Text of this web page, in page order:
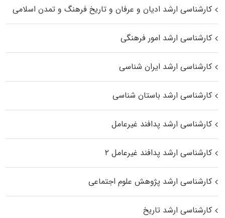
کارشناسی ارشد ادیان و عرفان و تاریخ فرهنگ و تمدن اسلامی
کارشناسی ارشد امور فرهنگی
کارشناسی ارشد ایران شناسی
کارشناسی ارشد باستان شناسی
کارشناسی ارشد پدافند غیرعامل
کارشناسی ارشد پدافند غیرعامل ۲
کارشناسی ارشد پژوهش علوم اجتماعی
کارشناسی ارشد تاریخ